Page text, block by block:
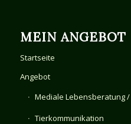
MEIN ANGEBOT
Startseite
Angebot
Mediale Lebensberatung
Tierkommunikation